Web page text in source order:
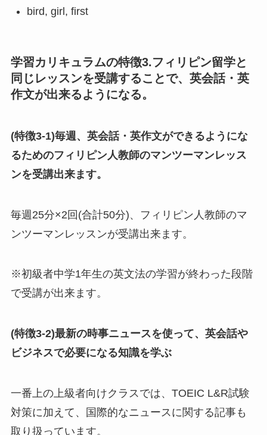
bird, girl, first
学習カリキュラムの特徴3.フィリピン留学と
同じレッスンを受講することで、英会話・英
作文が出来るようになる。
(特徴3-1)毎週、英会話・英作文ができるようにな
るためのフィリピン人教師のマンツーマンレッス
ンを受講出来ます。
毎週25分×2回(合計50分)、フィリピン人教師のマ
ンツーマンレッスンが受講出来ます。
※初級者中学1年生の英文法の学習が終わった段階
で受講が出来ます。
(特徴3-2)最新の時事ニュースを使って、英会話や
ビジネスで必要になる知識を学ぶ
一番上の上級者向けクラスでは、TOEIC L&R試験
対策に加えて、国際的なニュースに関する記事も
取り扱っています。